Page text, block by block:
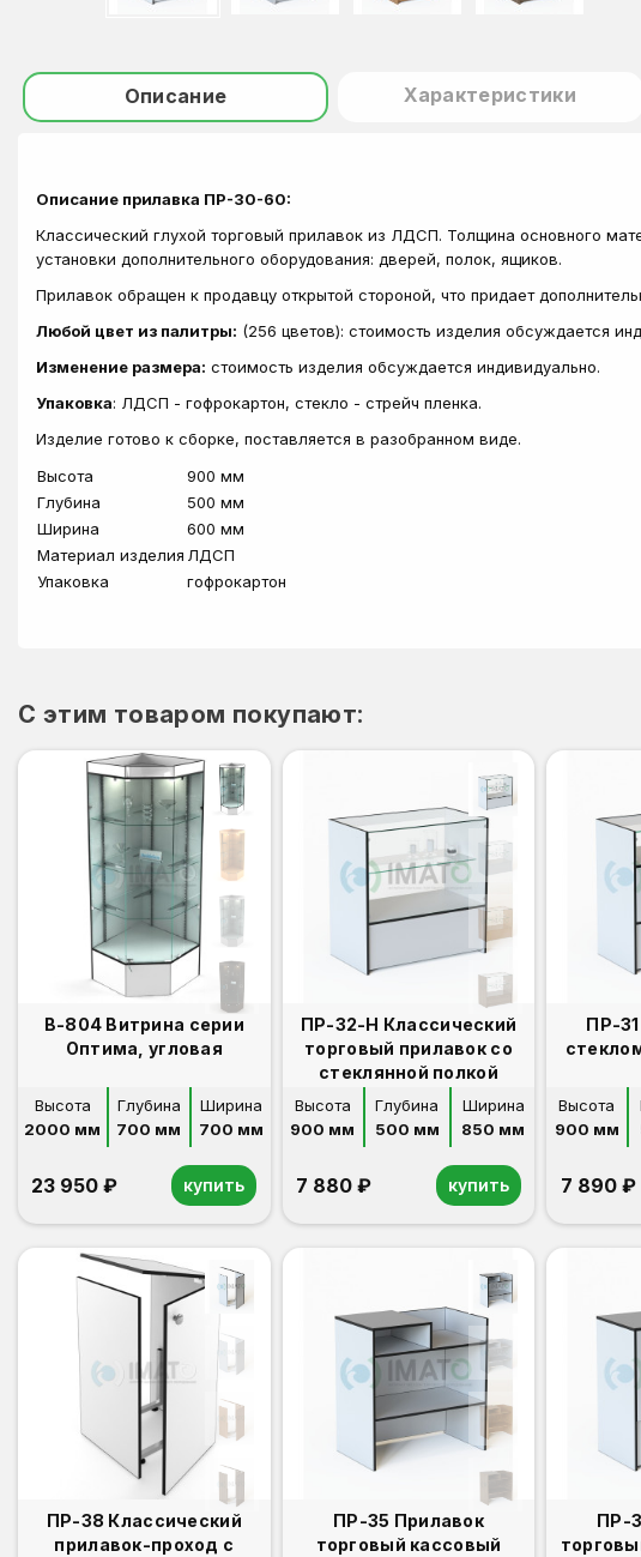
Описание Характеристики
Описание прилавка ПР-30-60:
Классический глухой торговый прилавок из ЛДСП. Толщина основного
установки дополнительного оборудования: дверей, полок, ящиков.
Прилавок обращен к продавцу открытой стороной, что придает
Любой цвет из палитры: (256 цветов): стоимость изделия обсуждается
Изменение размера: стоимость изделия обсуждается индивидуально.
Упаковка: ЛДСП - гофрокартон, стекло - стрейч пленка.
Изделие готово к сборке, поставляется в разобранном виде.
Высота
900 мм
Глубина
500 мм
Ширина
600 мм
Материал изделия ЛДСП
Упаковка
гофрокартон
C этим товаром покупают:
В-804 Витрина серии
Оптима, угловая
Высота
2000 мм
Глубина
700 мм
Ширина
700 мм
23 950 ₽ купить
ПР-32-Н Классический
торговый прилавок со
стеклянной полкой
Высота
900 мм
Глубина
500 мм
Ширина
850 мм
7 880 ₽ купить
ПР-
Высота
900 мм
7 890 ₽
ПР-38 Классический
прилавок-проход с
ПР-35 Прилавок
торговый кассовый
ПР-